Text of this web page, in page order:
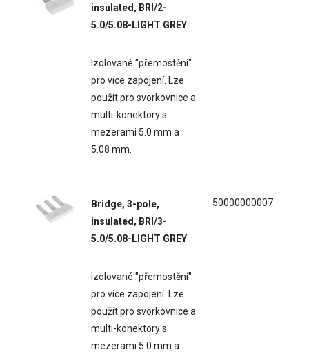
insulated, BRI/2-
5.0/5.08-LIGHT GREY
Izolované "přemostění"
pro více zapojení. Lze
použít pro svorkovnice a
multi-konektory s
mezerami 5.0 mm a
5.08 mm.
Bridge, 3-pole,
insulated, BRI/3-
5.0/5.08-LIGHT GREY
Izolované "přemostění"
pro více zapojení. Lze
použít pro svorkovnice a
multi-konektory s
mezerami 5.0 mm a
50000000007